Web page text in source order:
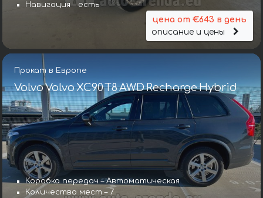
Навигация – есть
цена от €643 в день
описание и цены
Прокат в Европе
Volvo Volvo XC90 T8 AWD Recharge Hybrid
Коробка передач – Автоматическая
Количество мест – 7